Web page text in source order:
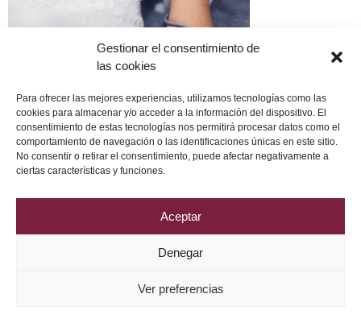
Gestionar el consentimiento de
las cookies
Para ofrecer las mejores experiencias, utilizamos tecnologías como las
cookies para almacenar y/o acceder a la información del dispositivo. El
consentimiento de estas tecnologías nos permitirá procesar datos como el
comportamiento de navegación o las identificaciones únicas en este sitio.
No consentir o retirar el consentimiento, puede afectar negativamente a
ciertas características y funciones.
Aceptar
Denegar
Ver preferencias
2026 © Grupo DRV Phytolab
Política de Privacidad Aviso Legal Política de Cookies